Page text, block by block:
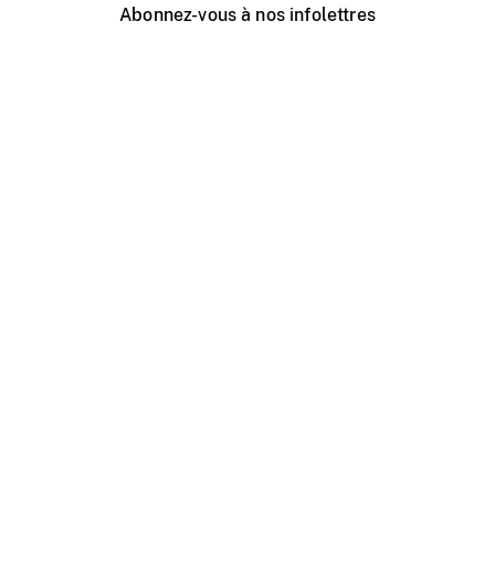
Abonnez-vous à nos infolettres